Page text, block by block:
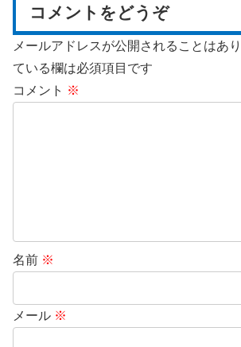
コメントをどうぞ
メールアドレスが公開されることはあり
ている欄は必須項目です
コメント ※
名前 ※
メール ※